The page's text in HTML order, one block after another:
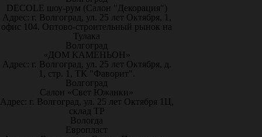
DECOLE шоу-рум (Салон "Декорация")
Адрес: г. Волгоград, ул. 25 лет Октября, 1,
офис 104. Оптово-строительный рынок на
Тулака
Волгоград
«ДОМ КАМЕНЬОН»
Адрес: г. Волгоград, ул. 25 лет Октября, д.
1, стр. 1, ТК "Фаворит".
Волгоград
Салон «Свет Южанки»
Адрес: г. Волгоград, ул. 25 лет Октября 1Ц,
склад ТР
Вологда
Европласт